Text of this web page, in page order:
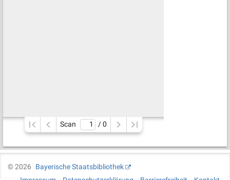
Scan / 0
©2026
Bayerische Staatsbibliothek